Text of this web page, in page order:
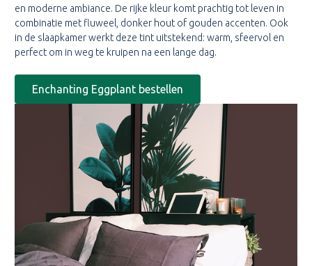
en moderne ambiance. De rijke kleur komt prachtig tot leven in
combinatie met fluweel, donker hout of gouden accenten. Ook
in de slaapkamer werkt deze tint uitstekend: warm, sfeervol en
perfect om in weg te kruipen na een lange dag.
Enchanting Eggplant bestellen